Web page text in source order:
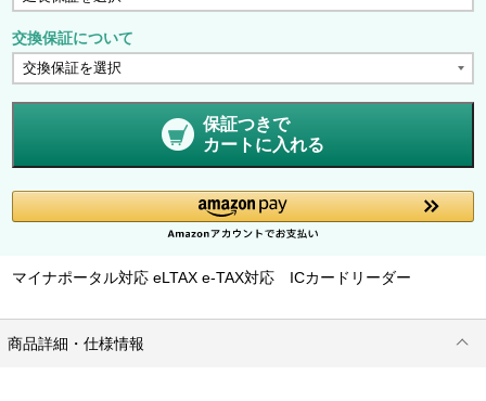
交換保証について
保証つきで
カートに入れる
マイナポータル対応 eLTAX e-TAX対応 ICカードリーダー
商品詳細・仕様情報